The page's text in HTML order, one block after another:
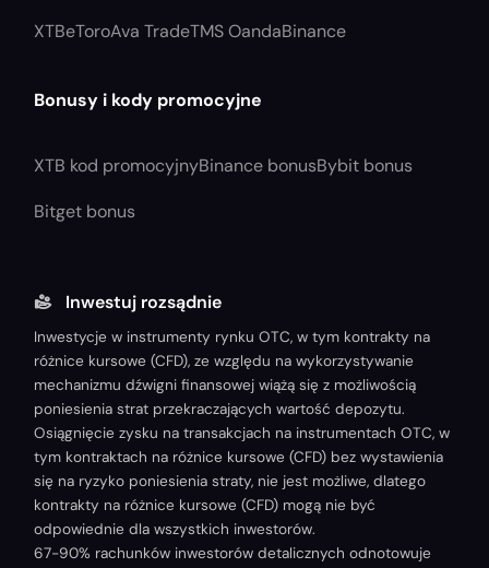
XTBeToroAva TradeTMS OandaBinance
Bonusy i kody promocyjne
XTB kod promocyjnyBinance bonusBybit bonus
Bitget bonus
Inwestuj rozsądnie
Inwestycje w instrumenty rynku OTC, w tym kontrakty na
różnice kursowe (CFD), ze względu na wykorzystywanie
mechanizmu dźwigni finansowej wiążą się z możliwością
poniesienia strat przekraczających wartość depozytu.
Osiągnięcie zysku na transakcjach na instrumentach OTC, w
tym kontraktach na różnice kursowe (CFD) bez wystawienia
się na ryzyko poniesienia straty, nie jest możliwe, dlatego
kontrakty na różnice kursowe (CFD) mogą nie być
odpowiednie dla wszystkich inwestorów.
67-90% rachunków inwestorów detalicznych odnotowuje